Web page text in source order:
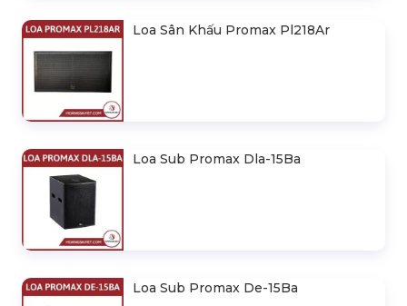
Loa Sân Khấu Promax Pl218Ar
Loa Sub Promax Dla-15Ba
Loa Sub Promax De-15Ba